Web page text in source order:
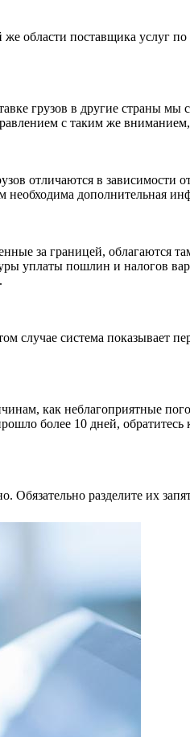
области поставщика услуг
грузов в другие страны мы
с таким же
отличаются в зависимости
дополнительная
за границей,
уплаты пошлин и налогов
случае система показывает
как неблагоприятные
более 10 дней,
разделите их